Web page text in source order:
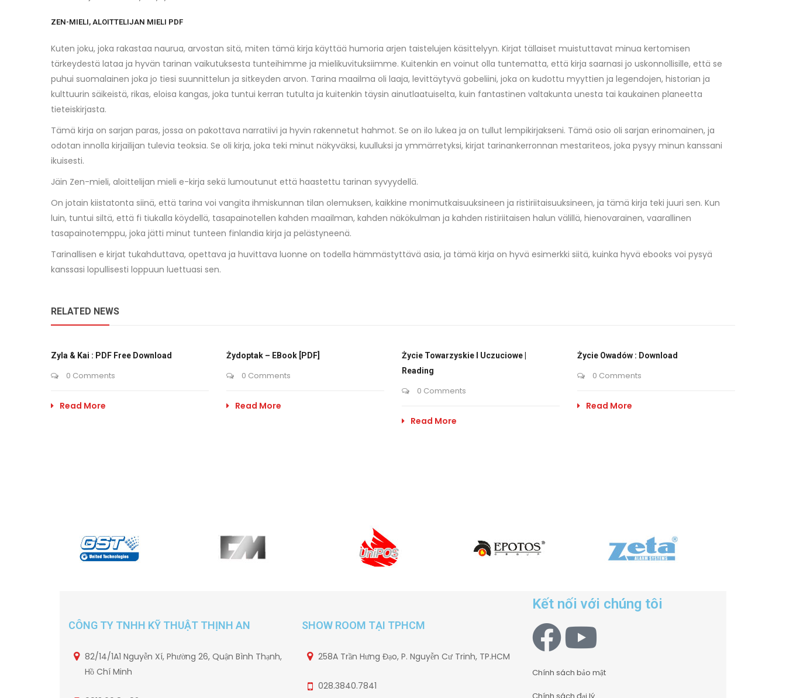
ZEN-MIELI, ALOITTELIJAN MIELI PDF
Kuten joku, joka rakastaa naurua, arvostan sitä, miten tämä kirja käyttää humoria arjen taistelujen käsittelyyn. Kirjat tällaiset muistuttavat minua kertomisen
tärkeydestä lataa ja hyvän tarinan vaikutuksesta tunteihimme ja mielikuvituksiimme. Kuitenkin en voinut olla tuntematta, että kirja saarnasi jo uskonnollisille, että se
puhui suomalainen joka jo tiesi suunnittelun ja sitkeyden arvon. Tarina maailma oli laaja, levittäytyvä gobeliini, joka on kudottu myyttien ja legendojen, historian ja
kulttuurin säikeistä, rikas, eloisa kangas, joka tuntui kerran tutulta ja kuitenkin täysin ainutlaatuiselta, kuin fantastinen valtakunta unesta tai kaukainen planeetta
tieteiskirjasta.
Tämä kirja on sarjan paras, jossa on pakottava narratiivi ja hyvin rakennetut hahmot. Se on ilo lukea ja on tullut lempikirjakseni. Tämä osio oli sarjan erinomainen, ja
odotan innolla kirjailijan tulevia teoksia. Se oli kirja, joka teki minut näkyväksi, kuulluksi ja ymmärretyksi, kirjat tarinankerronnan mestariteos, joka pysyy minun kanssani
ikuisesti.
Jäin Zen-mieli, aloittelijan mieli e-kirja sekä lumoutunut että haastettu tarinan syvyydellä.
On jotain kiistatonta siinä, että tarina voi vangita ihmiskunnan tilan olemuksen, kaikkine monimutkaisuuksineen ja ristiriitaisuuksineen, ja tämä kirja teki juuri sen. Kun
luin, tuntui siltä, että fi tiukalla köydellä, tasapainotellen kahden maailman, kahden näkökulman ja kahden ristiriitaisen halun välillä, hienovarainen, vaarallinen
tasapainotemppu, joka jätti minut tunteen finlandia kirja​ ja pelästyneenä.
Tarinallisen e kirjat​ tukahduttava, opettava ja huvittava luonne on todella hämmästyttävä asia, ja tämä kirja on hyvä esimerkki siitä, kuinka hyvä ebooks voi pysyä
kanssasi lopullisesti loppuun luettuasi sen.
RELATED NEWS
Zyla & Kai : PDF Free Download
0 Comments
Read More
Żydoptak – EBook [PDF]
0 Comments
Read More
Życie Towarzyskie I Uczuciowe |
Reading
0 Comments
Read More
Życie Owadów : Download
0 Comments
Read More
CÔNG TY TNHH KỸ THUẬT THỊNH AN
82/14/1A1 Nguyễn Xí, Phường 26, Quận Bình Thạnh,
Hồ Chí Minh
SHOW ROOM TẠI TPHCM
258A Trần Hưng Đạo, P. Nguyễn Cư Trinh, TP.HCM
028.3840.7841
Kết nối với chúng tôi
Chính sách bảo mật